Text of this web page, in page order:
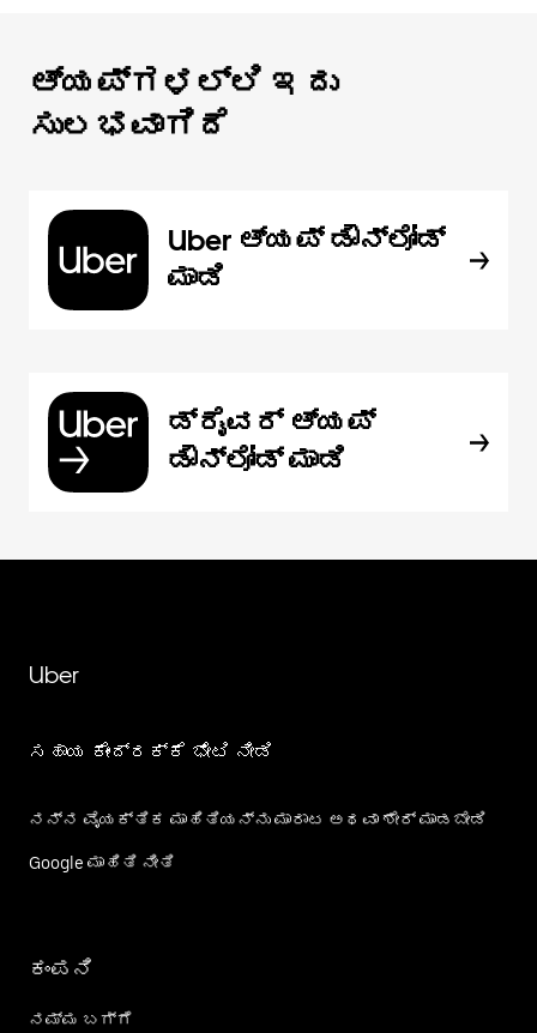
ಆ್ಯಪ್‌‌ಗಳಲ್ಲಿ ಇದು
ಸುಲಭವಾಗಿದೆ
Uber ಆ್ಯಪ್‍ ಡೌನ್‌ಲೋಡ್
ಮಾಡಿ
ಡ್ರೈವರ್ ಆ್ಯಪ್
ಡೌನ್‌ಲೋಡ್ ಮಾಡಿ
Uber
ಸಹಾಯ ಕೇಂದ್ರಕ್ಕೆ ಭೇಟಿ ನೀಡಿ
ನನ್ನ ವೈಯಕ್ತಿಕ ಮಾಹಿತಿಯನ್ನು ಮಾರಾಟ ಅಥವಾ ಶೇರ್‌ ಮಾಡಬೇಡಿ
Google ಮಾಹಿತಿ ನೀತಿ
ಕಂಪನಿ
ನಮ್ಮ ಬಗ್ಗೆ